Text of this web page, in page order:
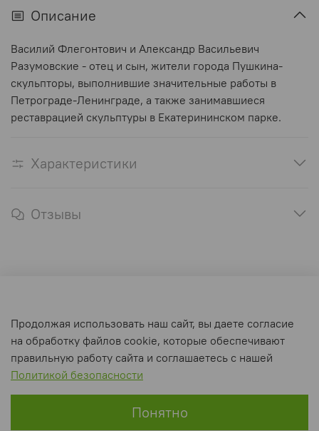
Описание
Василий Флегонтович и Александр Васильевич
Разумовские - отец и сын, жители города Пушкина-
скульпторы, выполнившие значительные работы в
Петрограде-Ленинграде, а также занимавшиеся
реставрацией скульптуры в Екатерининском парке.
Характеристики
Отзывы
Пользовательское соглашение
Условия обмена и возврата
Интернет-магазин создан на inSales
Продолжая использовать наш сайт, вы даете согласие
на обработку файлов cookie, которые обеспечивают
правильную работу сайта и соглашаетесь с нашей
Политикой безопасности
Понятно